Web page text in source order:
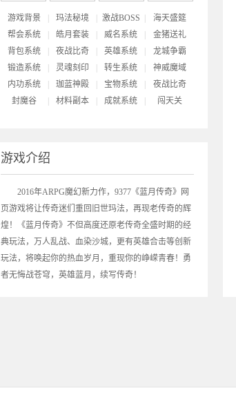
游戏背景 玛法秘境 激战BOSS
海天盛筵
帮会系统 皓月套装 威名系统
金猪送礼
背包系统 夜战比奇 英雄系统
龙城争霸
锻造系统 灵魂刻印 转生系统
神威魔域
内功系统 珈蓝神殿 宝物系统
夜战比奇
封魔谷 材料副本 成就系统 闯天关
游戏介绍
2016年ARPG魔幻新力作，9377《蓝月传奇》网
页游戏将让传奇迷们重回旧世玛法，再现老传奇的辉
煌！《蓝月传奇》不但高度还原老传奇全盛时期的经
典玩法，万人乱战、血染沙城，更有英雄合击等创新
玩法，将唤起你的热血岁月，重现你的峥嵘青春！勇
者无悔战苍穹，英雄蓝月，续写传奇！